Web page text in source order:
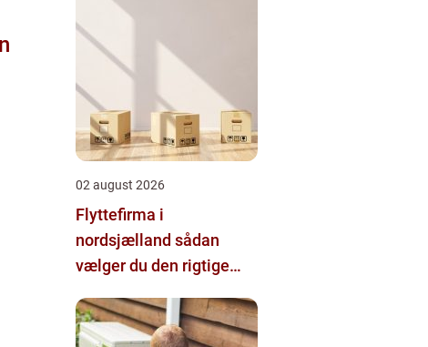
02 august 2026
Flyttefirma i
nordsjælland sådan
vælger du den rigtige